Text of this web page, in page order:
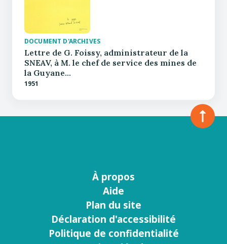
DOCUMENT D'ARCHIVES
Lettre de G. Foissy, administrateur de la
SNEAV, à M. le chef de service des mines de
la Guyane…
1951
À propos
Aide
Plan du site
Déclaration d'accessibilité
Politique de confidentialité